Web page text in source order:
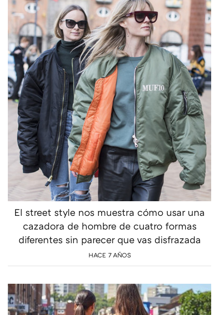
El street style nos muestra cómo usar una
cazadora de hombre de cuatro formas
diferentes sin parecer que vas disfrazada
HACE 7 AÑOS